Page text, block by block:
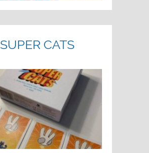
SUPER CATS